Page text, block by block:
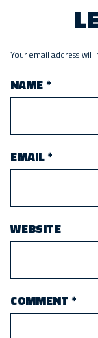
Your email address
NAME*
EMAIL*
WEBSITE
COMMENT *